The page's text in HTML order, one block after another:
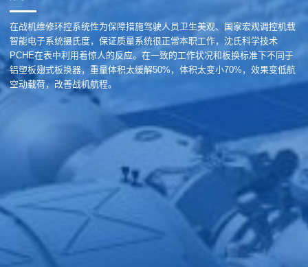
在战机维修环控系统性为保障措施驾驶人员卫生美观、国家宏观调控机载
智能电子系统摄氏度，保证质量系统很正常本职工作，沈氏科学技术
PCHE在表中利用着惊人的反应。在一致的工作状况和板换标准下不同于
铝塑板翅式板换器，重量体积太缓解50%，体积太变小70%，效果变低航
空动载荷，改善战机航程。